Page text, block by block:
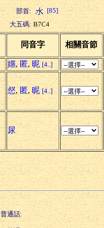
部首: [85]
大五碼: B7C4
同音字 相關音節
嫟, 匿, 昵 [4..]
惄, 匿, 昵 [4..]
尿
普通話: